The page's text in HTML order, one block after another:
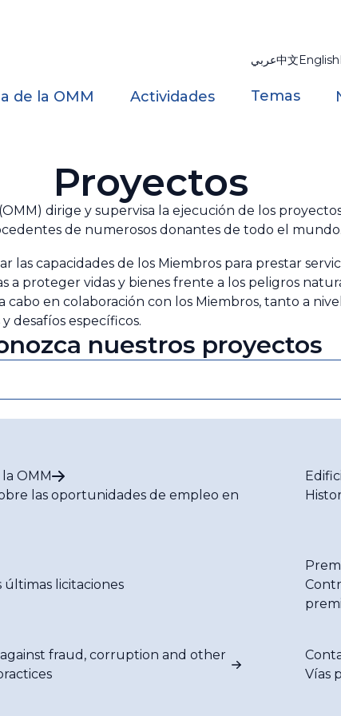
عربي中文English
de la OMM Actividades Temas
Proyectos
dirige y supervisa la ejecución de los
de numerosos donantes de todo el mundo.
las capacidades de los Miembros para prestar
a proteger vidas y bienes frente a los peligros
cabo en colaboración con los Miembros, tanto a
desafíos específicos.
nuestros proyectos
OMM
las oportunidades de empleo en
últimas licitaciones
fraud, corruption and other
Vías